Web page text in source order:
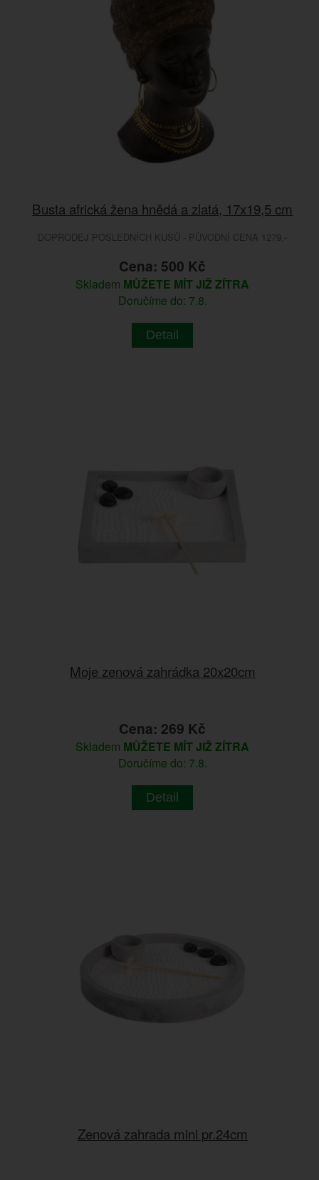
Busta africká žena hnědá a zlatá, 17x19,5 cm
DOPRODEJ POSLEDNÍCH KUSŮ - PŮVODNÍ CENA 1279.-
Cena: 500 Kč
Skladem MŮŽETE MÍT JIŽ ZÍTRA
Doručíme do: 7.8.
Detail
Moje zenová zahrádka 20x20cm
Cena: 269 Kč
Skladem MŮŽETE MÍT JIŽ ZÍTRA
Doručíme do: 7.8.
Detail
Zenová zahrada mini pr.24cm